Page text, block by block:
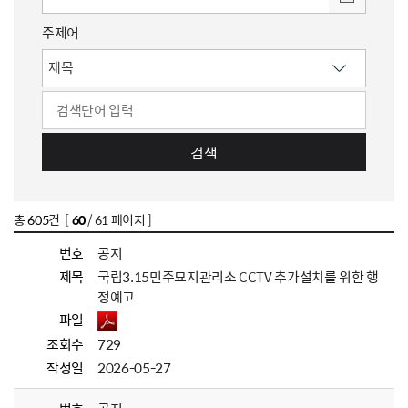
주제어
검색
총605건 [60/ 61 페이지 ]
번호
공지
제목
국립3.15민주묘지관리소 CCTV 추가설치를 위한 행
정예고
파일
조회수
729
작성일
2026-05-27